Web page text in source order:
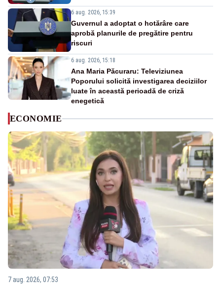
6 aug. 2026, 15:39
Guvernul a adoptat o hotărâre care
aprobă planurile de pregătire pentru
riscuri
6 aug. 2026, 15:18
Ana Maria Păcuraru: Televiziunea
Poporului solicită investigarea deciziilor
luate în această perioadă de criză
enegetică
ECONOMIE
7 aug. 2026, 07:53